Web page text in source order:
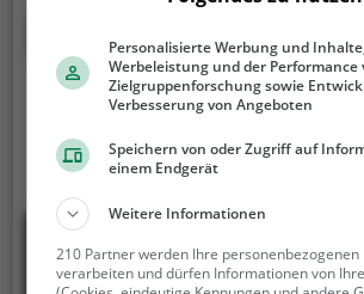
Mehr erfahren
Personalisierte Werbung und
Werbeleistung und der
Zielgruppenforschung sowie
Verbesserung von Angeboten
Speichern von oder Zugriff auf
einem Endgerät
Weitere Informationen
210 Partner werden Ihre personenbezogenen
verarbeiten und dürfen Informationen von